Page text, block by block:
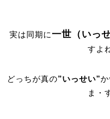
実は同期に一世（いっせ
すよ
どっちが真の”いっせい”
ま・